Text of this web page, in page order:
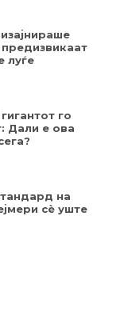
луѓе
го
Дали е ова
на
​​сè уште